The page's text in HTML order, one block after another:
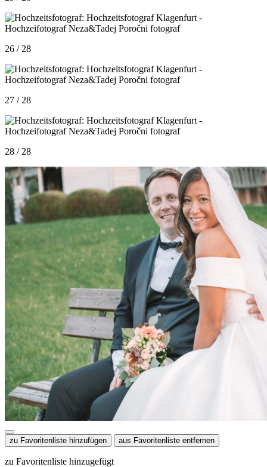
26 / 28
27 / 28
28 / 28
zu Favoritenliste hinzufügen aus Favoritenliste entfernen
zu Favoritenliste hinzugefügt